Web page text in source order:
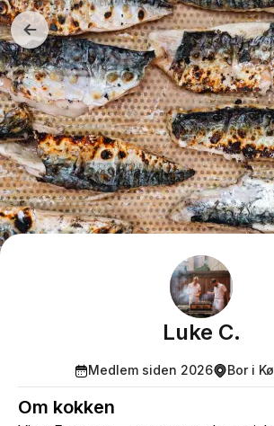
Luke C.
Medlem siden 2026 Bor i
Om kokken